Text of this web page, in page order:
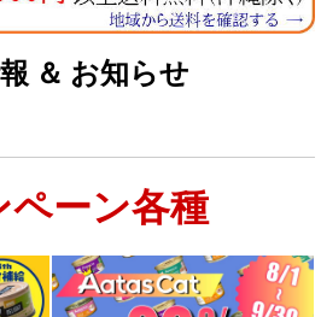
＆ お知らせ
ペーン各種